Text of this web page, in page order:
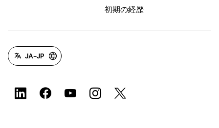
©2026 dsm-firmenich。無断転載・複製を禁じます。
プライバシーポリシー